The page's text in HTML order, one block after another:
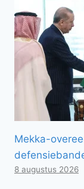
Mekka-
8 augustus 2026